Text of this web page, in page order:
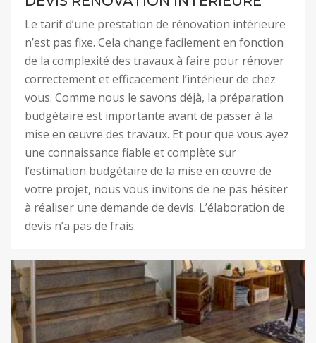
Le tarif d’une prestation de rénovation intérieure
n’est pas fixe. Cela change facilement en fonction
de la complexité des travaux à faire pour rénover
correctement et efficacement l’intérieur de chez
vous. Comme nous le savons déjà, la préparation
budgétaire est importante avant de passer à la
mise en œuvre des travaux. Et pour que vous ayez
une connaissance fiable et complète sur
l’estimation budgétaire de la mise en œuvre de
votre projet, nous vous invitons de ne pas hésiter
à réaliser une demande de devis. L’élaboration de
devis n’a pas de frais.